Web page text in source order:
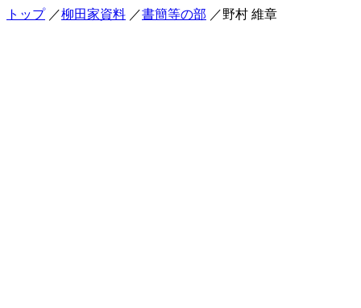
トップ ／柳田家資料 ／書簡等の部 ／野村 維章